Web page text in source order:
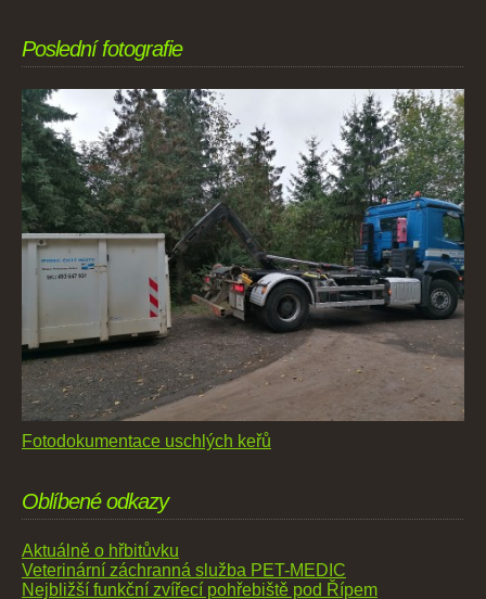
Poslední fotografie
Fotodokumentace uschlých keřů
Oblíbené odkazy
Aktuálně o hřbitůvku
Veterinární záchranná služba PET-MEDIC
Nejbližší funkční zvířecí pohřebiště pod Řípem